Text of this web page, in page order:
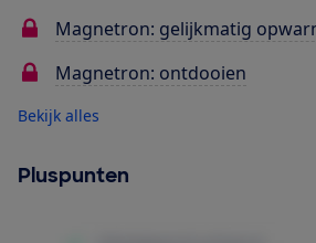
Magnetron: gelijkmatig
Magnetron: ontdooien
Bekijk alles
Pluspunten